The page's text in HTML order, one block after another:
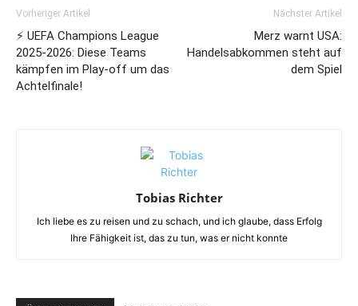
Vorheriger Artikel
⚡ UEFA Champions League
2025-2026: Diese Teams
kämpfen im Play-off um das
Achtelfinale!
Nächster Artikel
Merz warnt USA:
Handelsabkommen steht auf
dem Spiel
Tobias Richter
Ich liebe es zu reisen und zu schach, und ich glaube, dass Erfolg
Ihre Fähigkeit ist, das zu tun, was er nicht konnte